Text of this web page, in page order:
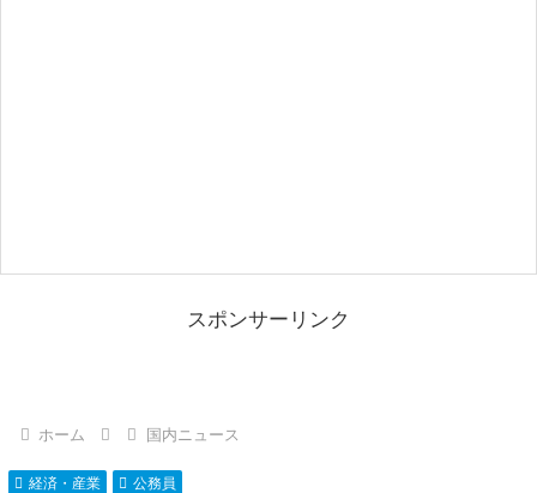
スポンサーリンク
ホーム 国内ニュース
経済・産業 公務員